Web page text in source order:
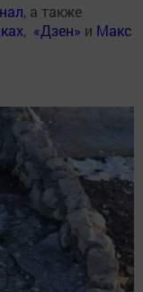
, а также
, «Дзен» и Макс